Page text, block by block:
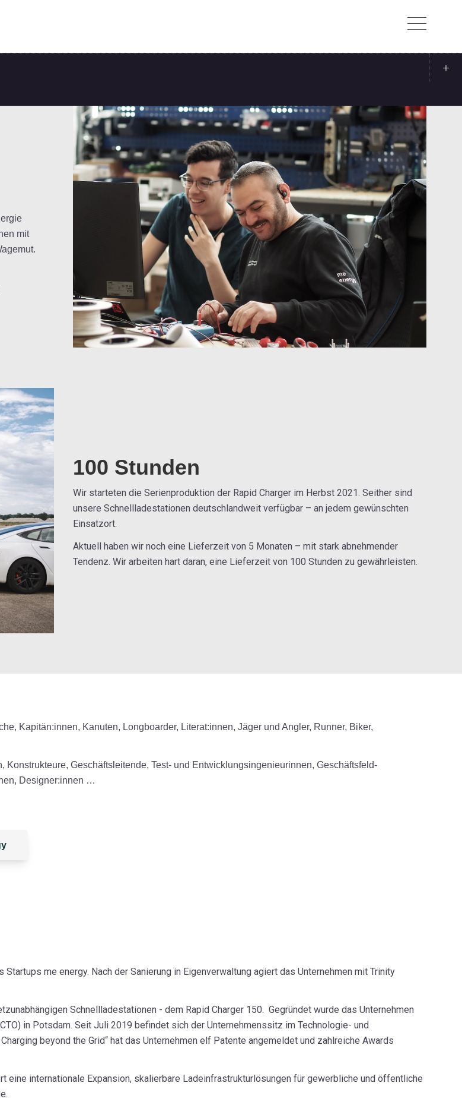
mit
100 Stunden
Wir starteten die Serienproduktion der Rapid Charger im Herbst 2021. Seither sind
unsere Schnellladestationen deutschlandweit verfügbar – an jedem gewünschten
Einsatzort.
Aktuell haben wir noch eine Lieferzeit von 5 Monaten – mit stark abnehmender
Tendenz. Wir arbeiten hart daran, eine Lieferzeit von 100 Stunden zu gewährleisten.
Kapitän:innen, Kanuten, Longboarder, Literat:innen, Jäger und Angler, Runner, Biker,
Geschäftsleitende, Test- und Entwicklungs­ingenieurinnen, Geschäftsfeld­
Designer:innen …
me energy. Nach der Sanierung in Eigenverwaltung agiert das Unternehmen mit Trinity
Schnellladestationen - dem Rapid Charger 150. Gegründet wurde das Unternehmen
in Potsdam. Seit Juli 2019 befindet sich der Unternehmenssitz im Technologie- und
beyond the Grid“ hat das Unternehmen elf Patente angemeldet und zahlreiche Awards
eine internationale Expansion, skalierbare Ladeinfrastrukturlösungen für gewerbliche und öffentliche